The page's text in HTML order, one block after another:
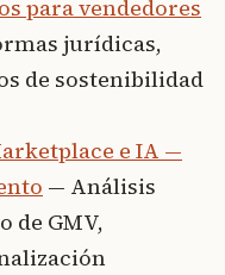
para vendedores
jurídicas,
de sostenibilidad
e IA —
— Análisis
de GMV,